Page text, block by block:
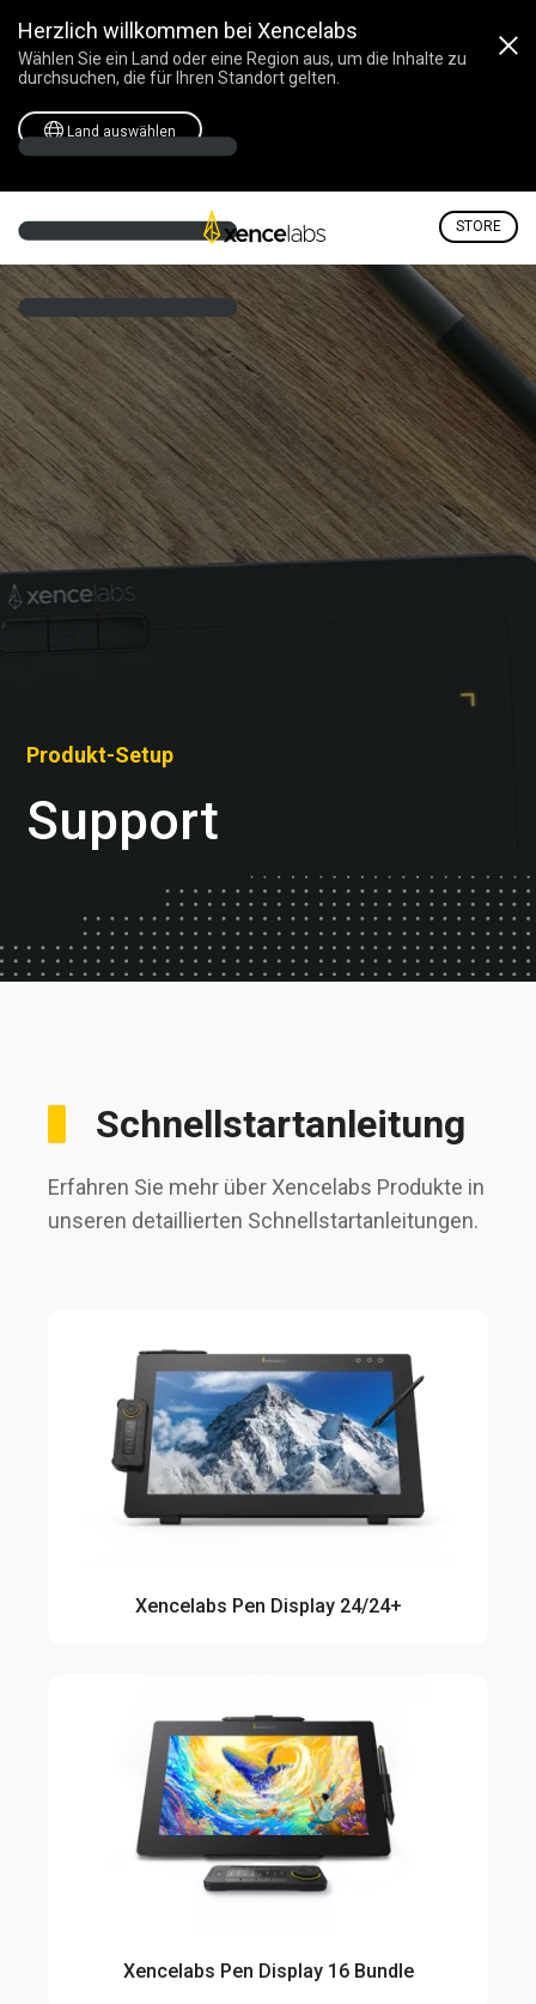
Herzlich willkommen bei Xencelabs
Wählen Sie ein Land oder eine Region aus, um die Inhalte zu
durchsuchen, die für Ihren Standort gelten.
Land auswählen
STORE
Produkt-Setup
Support
Schnellstartanleitung
Erfahren Sie mehr über Xencelabs Produkte in
unseren detaillierten Schnellstartanleitungen.
Xencelabs Pen Display 24/24+
Xencelabs Pen Display 16 Bundle